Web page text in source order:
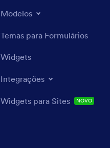
Modelos
Temas para Formulários
Widgets
Integrações
Widgets para Sites NOVO